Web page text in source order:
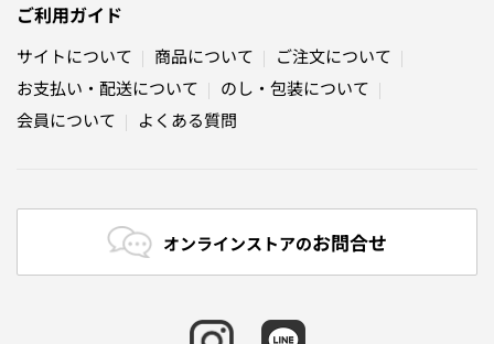
ご利用ガイド
サイトについて 商品について
ご注文について
お支払い・配送について
のし・包装について
会員について
よくある質問
オンラインストアのお問合せ